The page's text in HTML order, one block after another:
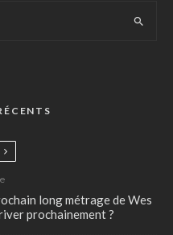
long métrage de Wes
prochainement ?